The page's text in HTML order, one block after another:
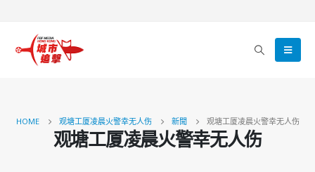
HOME 观塘工厦凌晨火警幸无人伤 新聞 观塘工厦凌晨火警幸无人伤
观塘工厦凌晨火警幸无人伤